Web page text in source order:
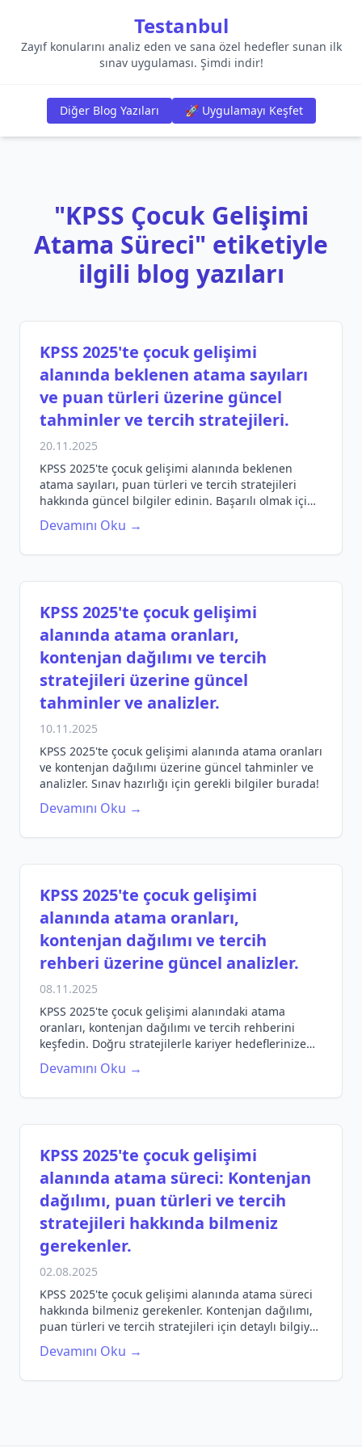
Testanbul
Zayıf konularını analiz eden ve sana özel hedefler sunan ilk
sınav uygulaması. Şimdi indir!
Diğer Blog Yazıları 🚀 Uygulamayı Keşfet
"KPSS Çocuk Gelişimi
Atama Süreci" etiketiyle
ilgili blog yazıları
KPSS 2025'te çocuk gelişimi
alanında beklenen atama sayıları
ve puan türleri üzerine güncel
tahminler ve tercih stratejileri.
20.11.2025
KPSS 2025'te çocuk gelişimi alanında beklenen
atama sayıları, puan türleri ve tercih stratejileri
hakkında güncel bilgiler edinin. Başarılı olmak için
gerekli ipuçlarını keşfedin.
Devamını Oku →
KPSS 2025'te çocuk gelişimi
alanında atama oranları,
kontenjan dağılımı ve tercih
stratejileri üzerine güncel
tahminler ve analizler.
10.11.2025
KPSS 2025'te çocuk gelişimi alanında atama oranları
ve kontenjan dağılımı üzerine güncel tahminler ve
analizler. Sınav hazırlığı için gerekli bilgiler burada!
Devamını Oku →
KPSS 2025'te çocuk gelişimi
alanında atama oranları,
kontenjan dağılımı ve tercih
rehberi üzerine güncel analizler.
08.11.2025
KPSS 2025'te çocuk gelişimi alanındaki atama
oranları, kontenjan dağılımı ve tercih rehberini
keşfedin. Doğru stratejilerle kariyer hedeflerinize
ulaşın.
Devamını Oku →
KPSS 2025'te çocuk gelişimi
alanında atama süreci: Kontenjan
dağılımı, puan türleri ve tercih
stratejileri hakkında bilmeniz
gerekenler.
02.08.2025
KPSS 2025'te çocuk gelişimi alanında atama süreci
hakkında bilmeniz gerekenler. Kontenjan dağılımı,
puan türleri ve tercih stratejileri için detaylı bilgiye
ulaşın.
Devamını Oku →